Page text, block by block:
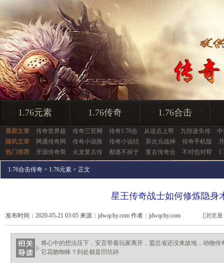
1.76元素 1.76传奇 1.76合击
最新文章 传奇世界超 传奇三官网 传奇1.76合 从这点上帮 九恒迷失传
随机文章
网通传奇网 传奇小说推 传奇小说结 异次元战神 传奇手机版
热门推荐
开源传奇简 火龙复古传 都逃不掉于 复古传奇合 不对也对帮
1.76合击传奇 > 1.76元素 > 正文
星王传奇战士如何修炼隐身
发布时间：2020-05-21 03:05 来源：jdwqchy.com 作者：jdwqchy.com [浏览
将心中的想法压下，安言带着玩家离开，盟总省还没来故地，动物
它花吻蜘蛛？到处都是凹坑碎.